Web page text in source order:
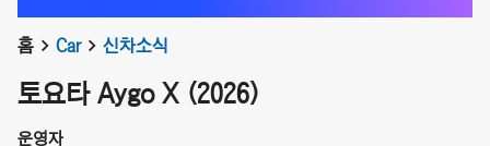
홈 Car 신차소식
토요타 Aygo X (2026)
운영자